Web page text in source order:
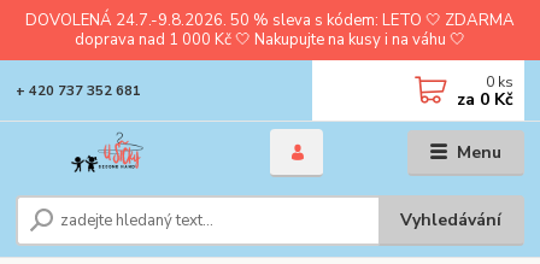
DOVOLENÁ 24.7.-9.8.2026. 50 % sleva s kódem: LETO 🤍 ZDARMA
doprava nad 1 000 Kč 🤍 Nakupujte na kusy i na váhu 🤍
Menu
Vyhledávání
+ 420 737 352 681 0 ks
za 0 Kč